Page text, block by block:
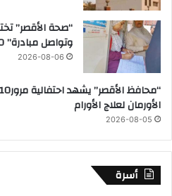
“صحة الأقصر”
وتواصل مبادرة” 100يوم صحة”
2026-08-06
الأورمان لعلاج الأورام
2026-08-05
أسرة